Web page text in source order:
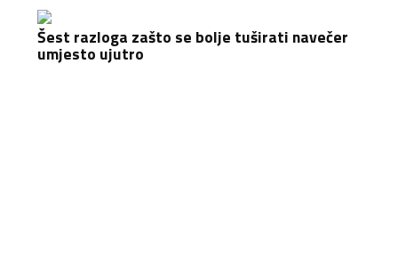
Šest razloga zašto se bolje tuširati navečer
umjesto ujutro